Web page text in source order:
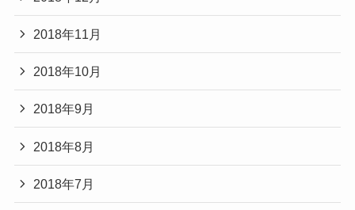
2018年11月
2018年10月
2018年9月
2018年8月
2018年7月